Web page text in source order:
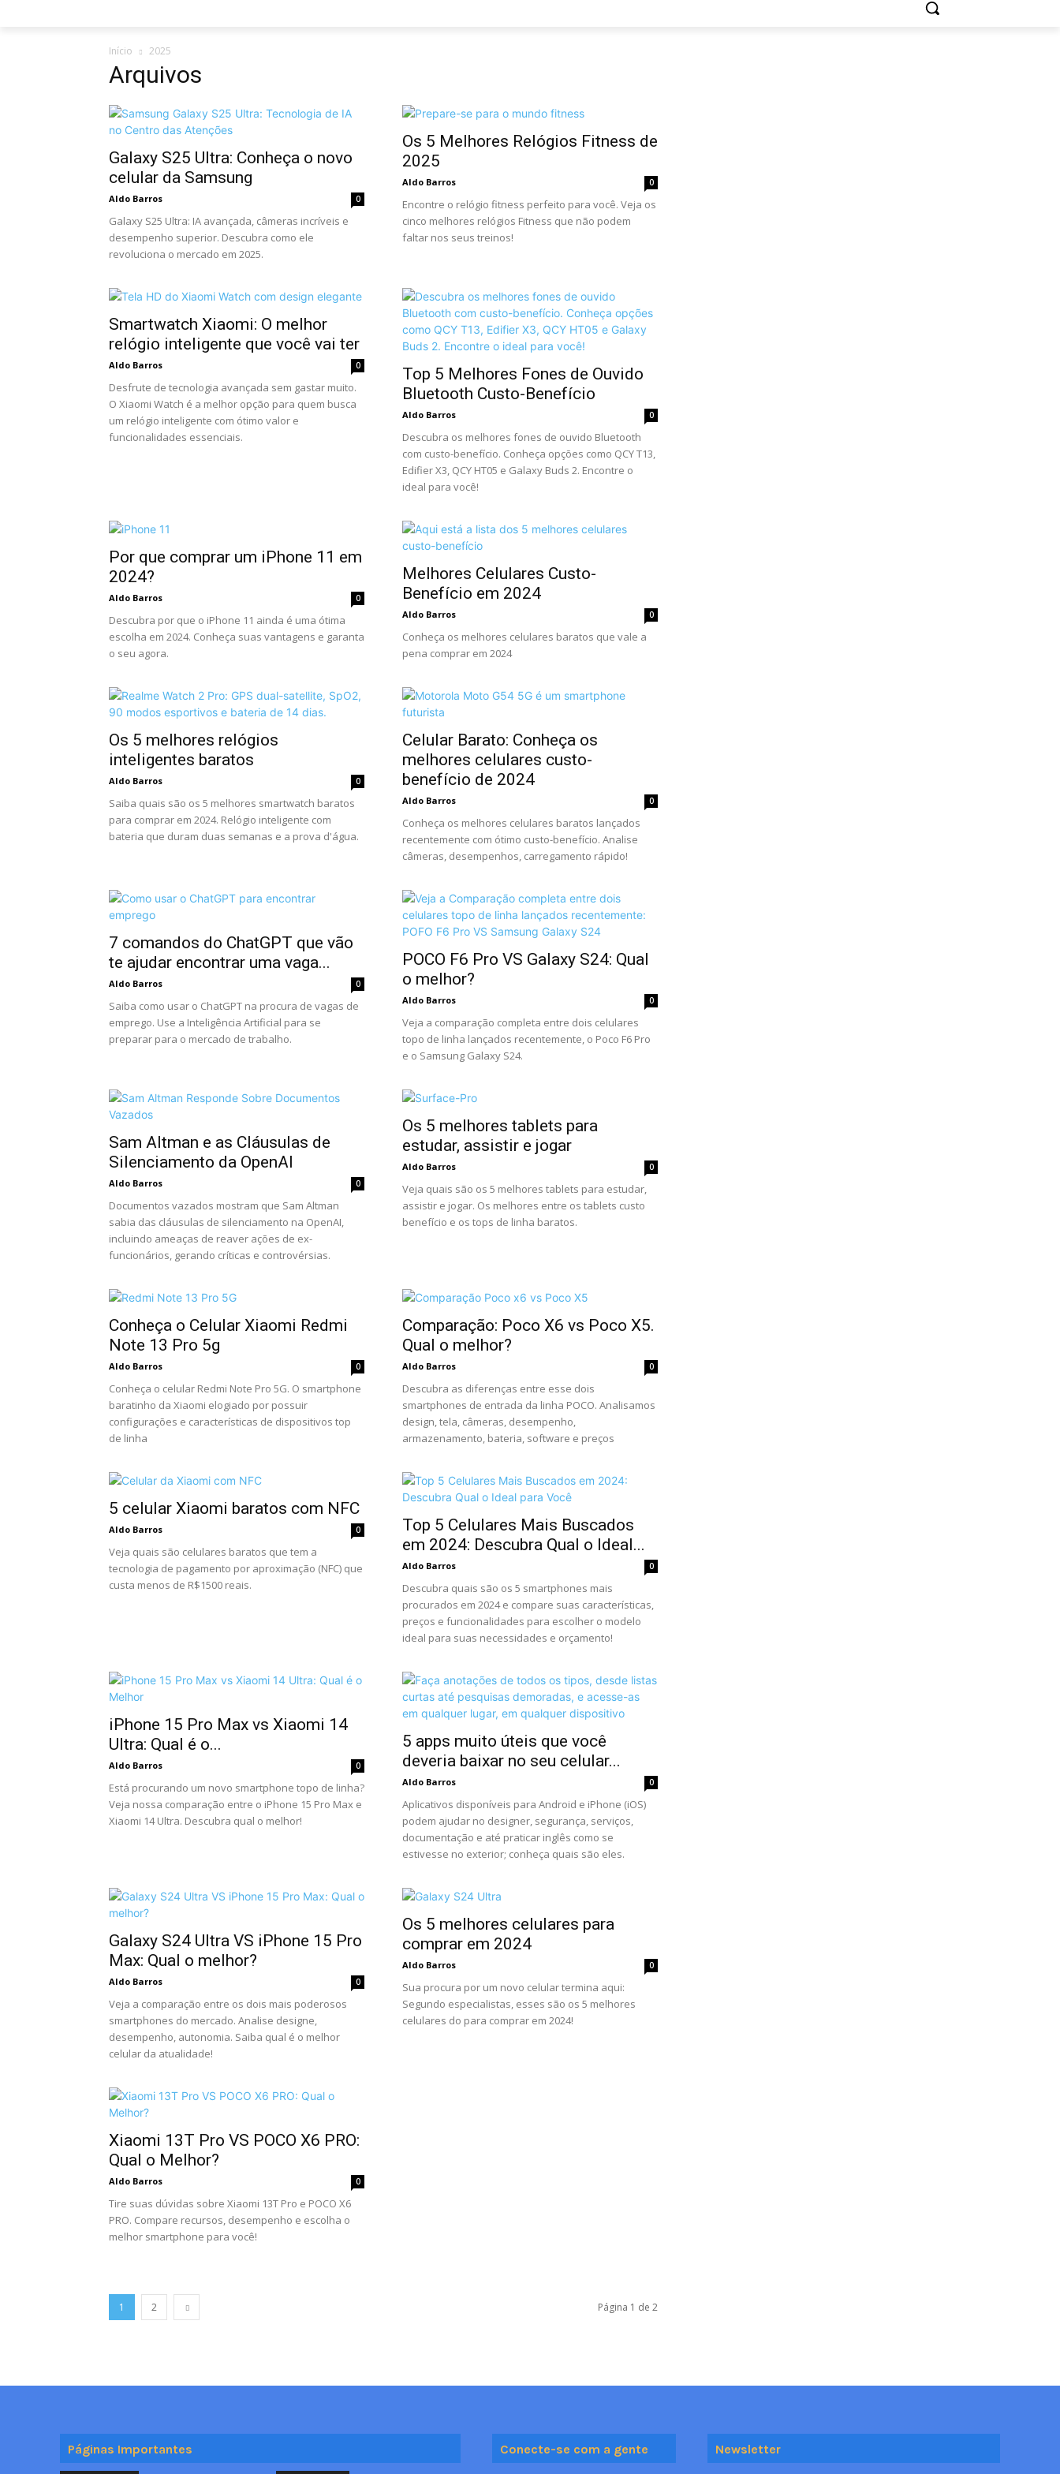
Início 2025
Arquivos
Galaxy S25 Ultra: Conheça o novo
celular da Samsung
Aldo Barros 0
Galaxy S25 Ultra: IA avançada, câmeras incríveis e
desempenho superior. Descubra como ele
revoluciona o mercado em 2025.
Os 5 Melhores Relógios Fitness de
2025
Aldo Barros 0
Encontre o relógio fitness perfeito para você. Veja os
cinco melhores relógios Fitness que não podem
faltar nos seus treinos!
Smartwatch Xiaomi: O melhor
relógio inteligente que você vai ter
Aldo Barros 0
Desfrute de tecnologia avançada sem gastar muito.
O Xiaomi Watch é a melhor opção para quem busca
um relógio inteligente com ótimo valor e
funcionalidades essenciais.
Top 5 Melhores Fones de Ouvido
Bluetooth Custo-Benefício
Aldo Barros 0
Descubra os melhores fones de ouvido Bluetooth
com custo-benefício. Conheça opções como QCY T13,
Edifier X3, QCY HT05 e Galaxy Buds 2. Encontre o
ideal para você!
Por que comprar um iPhone 11 em
2024?
Aldo Barros 0
Descubra por que o iPhone 11 ainda é uma ótima
escolha em 2024. Conheça suas vantagens e garanta
o seu agora.
Melhores Celulares Custo-
Benefício em 2024
Aldo Barros 0
Conheça os melhores celulares baratos que vale a
pena comprar em 2024
Os 5 melhores relógios
inteligentes baratos
Aldo Barros 0
Saiba quais são os 5 melhores smartwatch baratos
para comprar em 2024. Relógio inteligente com
bateria que duram duas semanas e a prova d'água.
Celular Barato: Conheça os
melhores celulares custo-
benefício de 2024
Aldo Barros 0
Conheça os melhores celulares baratos lançados
recentemente com ótimo custo-benefício. Analise
câmeras, desempenhos, carregamento rápido!
7 comandos do ChatGPT que vão
te ajudar encontrar uma vaga...
Aldo Barros 0
Saiba como usar o ChatGPT na procura de vagas de
emprego. Use a Inteligência Artificial para se
preparar para o mercado de trabalho.
POCO F6 Pro VS Galaxy S24: Qual
o melhor?
Aldo Barros 0
Veja a comparação completa entre dois celulares
topo de linha lançados recentemente, o Poco F6 Pro
e o Samsung Galaxy S24.
Sam Altman e as Cláusulas de
Silenciamento da OpenAI
Aldo Barros 0
Documentos vazados mostram que Sam Altman
sabia das cláusulas de silenciamento na OpenAI,
incluindo ameaças de reaver ações de ex-
funcionários, gerando críticas e controvérsias.
Os 5 melhores tablets para
estudar, assistir e jogar
Aldo Barros 0
Veja quais são os 5 melhores tablets para estudar,
assistir e jogar. Os melhores entre os tablets custo
benefício e os tops de linha baratos.
Conheça o Celular Xiaomi Redmi
Note 13 Pro 5g
Aldo Barros 0
Conheça o celular Redmi Note Pro 5G. O smartphone
baratinho da Xiaomi elogiado por possuir
configurações e características de dispositivos top
de linha
Comparação: Poco X6 vs Poco X5.
Qual o melhor?
Aldo Barros 0
Descubra as diferenças entre esse dois
smartphones de entrada da linha POCO. Analisamos
design, tela, câmeras, desempenho,
armazenamento, bateria, software e preços
5 celular Xiaomi baratos com NFC
Aldo Barros 0
Veja quais são celulares baratos que tem a
tecnologia de pagamento por aproximação (NFC) que
custa menos de R$1500 reais.
Top 5 Celulares Mais Buscados
em 2024: Descubra Qual o Ideal...
Aldo Barros 0
Descubra quais são os 5 smartphones mais
procurados em 2024 e compare suas características,
preços e funcionalidades para escolher o modelo
ideal para suas necessidades e orçamento!
iPhone 15 Pro Max vs Xiaomi 14
Ultra: Qual é o...
Aldo Barros 0
Está procurando um novo smartphone topo de linha?
Veja nossa comparação entre o iPhone 15 Pro Max e
Xiaomi 14 Ultra. Descubra qual o melhor!
5 apps muito úteis que você
deveria baixar no seu celular...
Aldo Barros 0
Aplicativos disponíveis para Android e iPhone (iOS)
podem ajudar no designer, segurança, serviços,
documentação e até praticar inglês como se
estivesse no exterior; conheça quais são eles.
Galaxy S24 Ultra VS iPhone 15 Pro
Max: Qual o melhor?
Aldo Barros 0
Veja a comparação entre os dois mais poderosos
smartphones do mercado. Analise designe,
desempenho, autonomia. Saiba qual é o melhor
celular da atualidade!
Os 5 melhores celulares para
comprar em 2024
Aldo Barros 0
Sua procura por um novo celular termina aqui:
Segundo especialistas, esses são os 5 melhores
celulares do para comprar em 2024!
Xiaomi 13T Pro VS POCO X6 PRO:
Qual o Melhor?
Aldo Barros 0
Tire suas dúvidas sobre Xiaomi 13T Pro e POCO X6
PRO. Compare recursos, desempenho e escolha o
melhor smartphone para você!
1 2 Página 1 de 2
Páginas Importantes Conecte-se com a gente Newsletter